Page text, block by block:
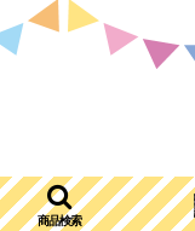
商品検索